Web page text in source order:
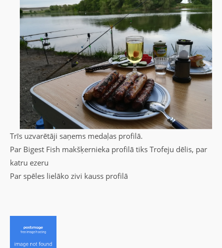
Trīs uzvarētāji saņems medaļas profilā.
Par Bigest Fish makšķernieka profilā tiks Trofeju dēlis, par
katru ezeru
Par spēles lielāko zivi kauss profilā